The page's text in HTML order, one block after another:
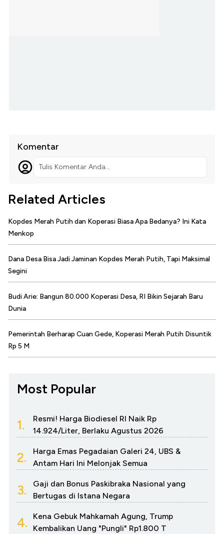
Komentar
Tulis Komentar Anda...
Related Articles
Kopdes Merah Putih dan Koperasi Biasa Apa Bedanya? Ini Kata
Menkop
Dana Desa Bisa Jadi Jaminan Kopdes Merah Putih, Tapi Maksimal
Segini
Budi Arie: Bangun 80.000 Koperasi Desa, RI Bikin Sejarah Baru
Dunia
Pemerintah Berharap Cuan Gede, Koperasi Merah Putih Disuntik
Rp 5 M
Most Popular
1.
Resmi! Harga Biodiesel RI Naik Rp
14.924/Liter, Berlaku Agustus 2026
2.
Harga Emas Pegadaian Galeri 24, UBS &
Antam Hari Ini Melonjak Semua
3.
Gaji dan Bonus Paskibraka Nasional yang
Bertugas di Istana Negara
4.
Kena Gebuk Mahkamah Agung, Trump
Kembalikan Uang "Pungli" Rp1.800 T